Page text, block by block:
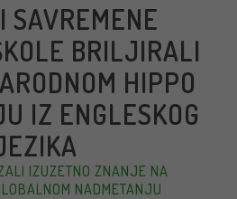
SAVREMENE
BRILJIRALI
HIPPO
IZ ENGLESKOG
IZUZETNO ZNANJE NA
NADMETANJU